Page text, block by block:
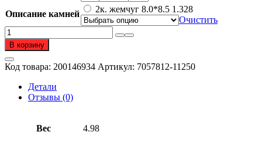
Описание камней
2к. жемчуг 8.0*8.5 1.328
Очистить
Количество
товара
Серьги
из
золота
пробы
В корзину
Код товара: 200146934 Артикул: 7057812-11250
Детали
Отзывы (0)
Вес 4.98